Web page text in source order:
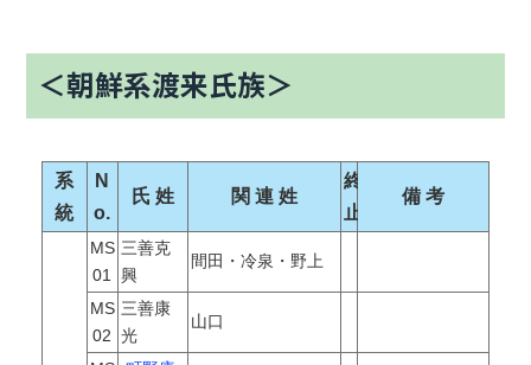
＜朝鮮系渡来氏族＞
系
統
N
o.
氏 姓 関 連 姓
終
止
備 考
MS
01
三善克
興
間田・冷泉・野上
MS
02
三善康
光
山口